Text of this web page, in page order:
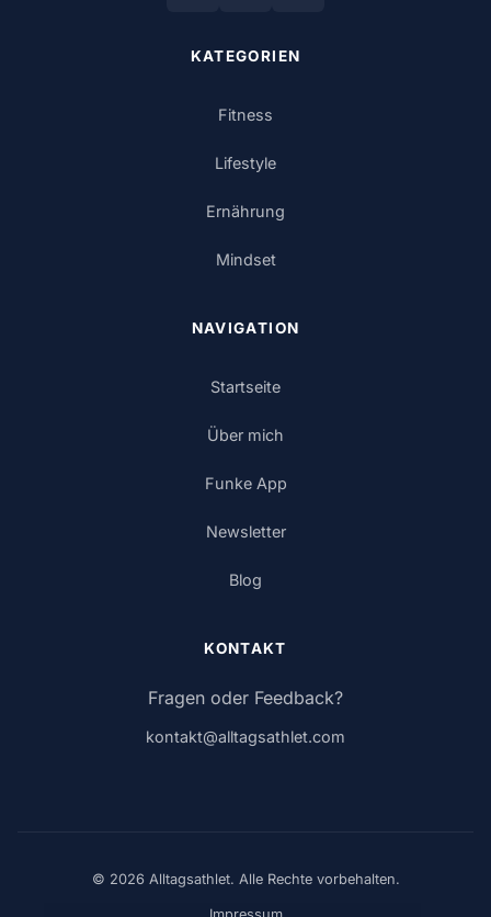
KATEGORIEN
Fitness
Lifestyle
Ernährung
Mindset
NAVIGATION
Startseite
Über mich
Funke App
Newsletter
Blog
KONTAKT
Fragen oder Feedback?
kontakt@alltagsathlet.com
© 2026 Alltagsathlet. Alle Rechte vorbehalten.